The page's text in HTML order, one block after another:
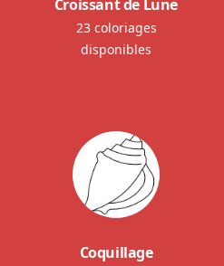
Croissant de Lune
23 coloriages
disponibles
Coquillage